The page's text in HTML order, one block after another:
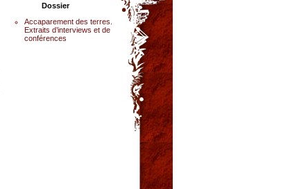
Dossier
Accaparement des terres.
Extraits d’interviews et de
conférences